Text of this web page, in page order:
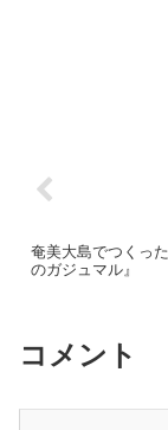
奄美大島でつくっ
のガジュマル』
コメント